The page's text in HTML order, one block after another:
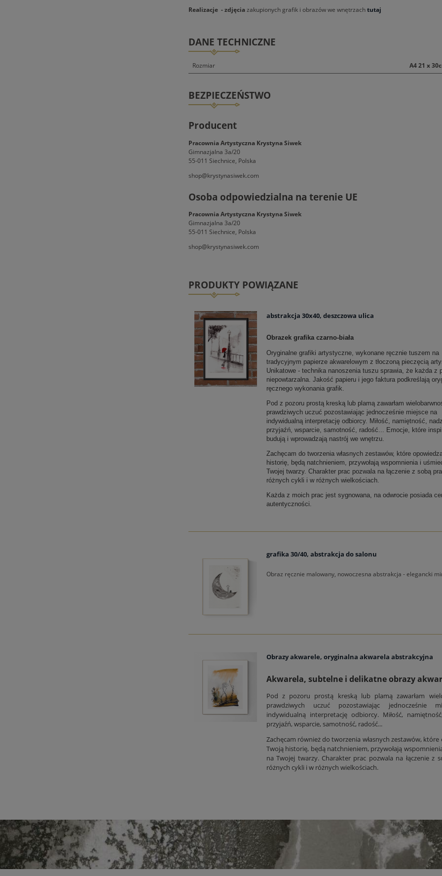
Realizacje - zdjęciazakupionych grafik i obrazów we wnętrzachtutaj
DANE TECHNICZNE
Rozmiar A4 21 x
BEZPIECZEŃSTWO
Producent
Pracownia Artystyczna Krystyna Siwek
Gimnazjalna 3a/20
55-011 Siechnice, Polska
shop@krystynasiwek.com
Osoba odpowiedzialna na terenie UE
Pracownia Artystyczna Krystyna Siwek
Gimnazjalna 3a/20
55-011 Siechnice, Polska
shop@krystynasiwek.com
PRODUKTY POWIĄZANE
abstrakcja 30x40, deszczowa ulica
Obrazek grafika czarno-biała
Oryginalne grafiki artystyczne, wykonane ręcznie tuszem na
tradycyjnym papierze akwarelowym z tłoczoną pieczęcią
Unikatowe - technika nanoszenia tuszu sprawia, że każda z
niepowtarzalna. Jakość papieru i jego faktura podkreślają
ręcznego wykonania grafik.
Pod z pozoru prostą kreską lub plamą zawarłam
prawdziwych uczuć pozostawiając jednocześnie miejsce na
indywidualną interpretację odbiorcy. Miłość, namiętność,
przyjaźń, wsparcie, samotność, radość... Emocje, które
budują i wprowadzają nastrój we wnętrzu.
Zachęcam do tworzenia własnych zestawów, które
historię, będą natchnieniem, przywołają wspomnienia i
Twojej twarzy. Charakter prac pozwala na łączenie z sobą
różnych cykli i w różnych wielkościach.
Każda z moich prac jest sygnowana, na odwrocie posiada
autentyczności.
grafika 30/40, abstrakcja do salonu
Obraz ręcznie malowany, nowoczesna abstrakcja - elegancki
Obrazy akwarele, oryginalna akwarela abstrakcyjna
Akwarela, subtelne i delikatne obrazy
Pod z pozoru prostą kreską lub plamą zawarłam
prawdziwych uczuć pozostawiając jednocześnie
indywidualną interpretację odbiorcy. Miłość,
przyjaźń, wsparcie, samotność, radość...
Zachęcam również do tworzenia własnych zestawów, które
Twoją historię, będą natchnieniem, przywołają
na Twojej twarzy. Charakter prac pozwala na łączenie z
różnych cykli i w różnych wielkościach.